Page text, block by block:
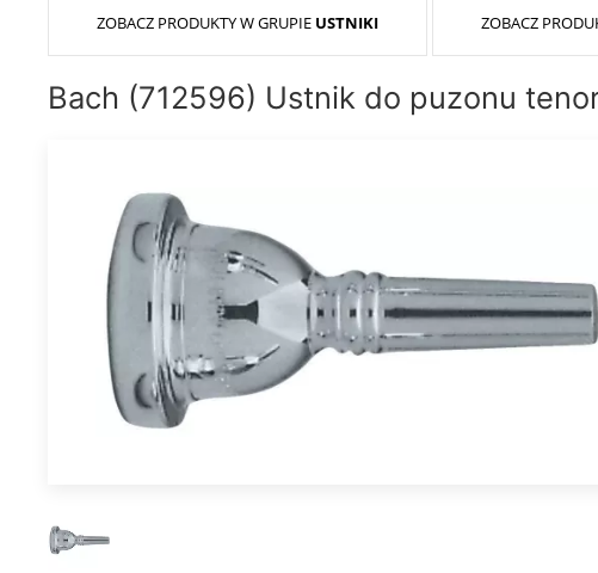
ZOBACZ PRODUKTY W GRUPIE USTNIKI ZOBACZ
Bach (712596) Ustnik do puzonu